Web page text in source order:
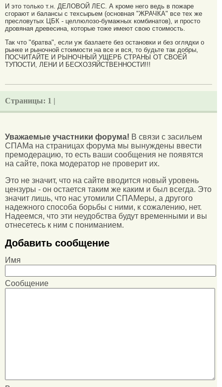
И это только т.н. ДЕЛОВОЙ ЛЕС. А кроме него ведь в пожаре
сгорают и балансы с техсырьем (основная "ЖРАЧКА" все тех же
пресловутых ЦБК - целлюлозо-бумажных комбинатов), и просто
дровяная древесина, которые тоже имеют свою стоимость.
Так что "братва", если уж базлаете без остановки и без оглядки о
рынке и рыночной стоимости на все и вся, то будьте так добры,
ПОСЧИТАЙТЕ И РЫНОЧНЫЙ УЩЕРБ СТРАНЫ ОТ СВОЕЙ
ТУПОСТИ, ЛЕНИ И БЕСХОЗЯЙСТВЕННОСТИ!!!
Страницы: 1 |
Уважаемые участники форума! В связи с засильем
СПАМа на страницах форума мы вынуждены ввести
премодерацию, то есть ваши сообщения не появятся
на сайте, пока модератор не проверит их.
Это не значит, что на сайте вводится новый уровень
цензуры - он остается таким же каким и был всегда. Это
значит лишь, что нас утомили СПАМеры, а другого
надежного способа борьбы с ними, к сожалению, нет.
Надеемся, что эти неудобства будут временными и вы
отнесетесь к ним с пониманием.
Добавить сообщение
Имя
Сообщение